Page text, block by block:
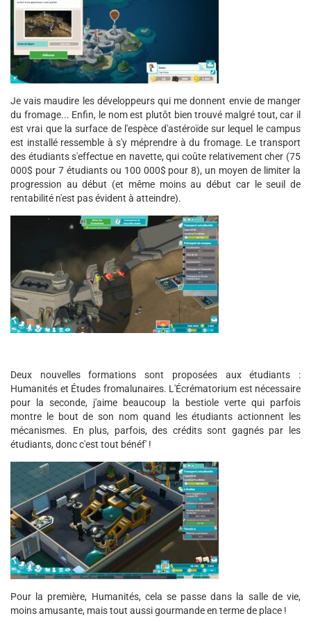
Je vais maudire les développeurs qui me donnent envie de manger
du fromage... Enfin, le nom est plutôt bien trouvé malgré tout, car il
est vrai que la surface de l'espèce d'astéroïde sur lequel le campus
est installé ressemble à s'y méprendre à du fromage. Le transport
des étudiants s'effectue en navette, qui coûte relativement cher (75
000$ pour 7 étudiants ou 100 000$ pour 8), un moyen de limiter la
progression au début (et même moins au début car le seuil de
rentabilité n'est pas évident à atteindre).
Deux nouvelles formations sont proposées aux étudiants :
Humanités et Études fromalunaires. L'Écrématorium est nécessaire
pour la seconde, j'aime beaucoup la bestiole verte qui parfois
montre le bout de son nom quand les étudiants actionnent les
mécanismes. En plus, parfois, des crédits sont gagnés par les
étudiants, donc c'est tout bénéf' !
Pour la première, Humanités, cela se passe dans la salle de vie,
moins amusante, mais tout aussi gourmande en terme de place !